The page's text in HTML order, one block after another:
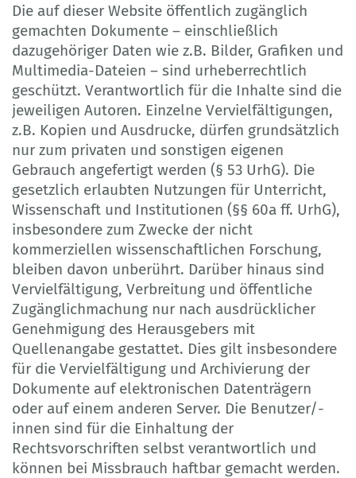
Die auf dieser Website öffentlich zugänglich
gemachten Dokumente – einschließlich
dazugehöriger Daten wie z.B. Bilder, Grafiken und
Multimedia-Dateien – sind urheberrechtlich
geschützt. Verantwortlich für die Inhalte sind die
jeweiligen Autoren. Einzelne Vervielfältigungen,
z.B. Kopien und Ausdrucke, dürfen grundsätzlich
nur zum privaten und sonstigen eigenen
Gebrauch angefertigt werden (§ 53 UrhG). Die
gesetzlich erlaubten Nutzungen für Unterricht,
Wissenschaft und Institutionen (§§ 60a ff. UrhG),
insbesondere zum Zwecke der nicht
kommerziellen wissenschaftlichen Forschung,
bleiben davon unberührt. Darüber hinaus sind
Vervielfältigung, Verbreitung und öffentliche
Zugänglichmachung nur nach ausdrücklicher
Genehmigung des Herausgebers mit
Quellenangabe gestattet. Dies gilt insbesondere
für die Vervielfältigung und Archivierung der
Dokumente auf elektronischen Datenträgern
oder auf einem anderen Server. Die Benutzer/-
innen sind für die Einhaltung der
Rechtsvorschriften selbst verantwortlich und
können bei Missbrauch haftbar gemacht werden.